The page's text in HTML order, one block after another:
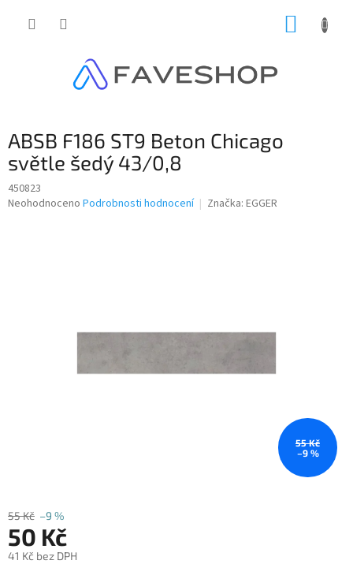
ABSB F186 ST9 Beton Chicago
světle šedý 43/0,8
450823
Průměrné
Neohodnoceno Podrobnosti hodnocení Značka: EGGER
55 Kč
–9 %
55 Kč –9 %
50 Kč
41 Kč bez DPH